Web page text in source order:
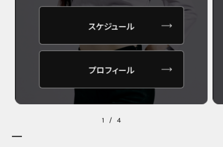
1 / 4
来る生徒さんに合わせて進むレッスンスタイルが
けの方や、ダンス経験に自信が無い方はぜひ受
けてみて下さい＾＾
スケジュール
プロフィール